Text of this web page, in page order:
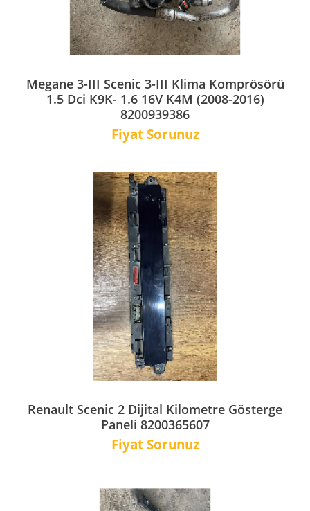
Megane 3-III Scenic 3-III Klima Komprösörü
1.5 Dci K9K- 1.6 16V K4M (2008-2016)
8200939386
Fiyat Sorunuz
Renault Scenic 2 Dijital Kilometre Gösterge
Paneli 8200365607
Fiyat Sorunuz